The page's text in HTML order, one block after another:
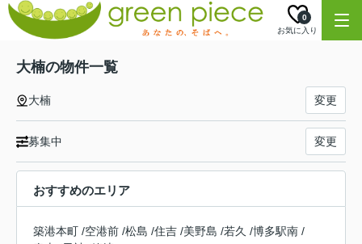
お気に入り
0
大楠の物件一覧
大楠 変更
募集中 変更
おすすめのエリア
築港本町 /空港前 /松島 /住吉 /美野島 /若久 /博多駅南 /